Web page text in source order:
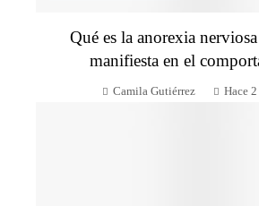
Qué es la anorexia
manifiesta en el
Camila Gutiérrez Hace 2